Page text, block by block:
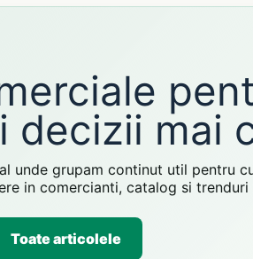
decizii mai
unde grupam continut util pentru
in comercianti, catalog si trenduri
Toate articolele